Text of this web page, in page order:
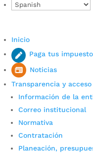
Inicio
Paga tus
Noticias
Transparencia y
Información de la
Correo institucional
Normativa
Contratación
Planeación,
Esther Herera...
984
graduado